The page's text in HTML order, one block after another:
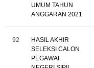
UMUM TAHUN
ANGGARAN 2021
92
HASIL AKHIR
SELEKSI CALON
PEGAWAI